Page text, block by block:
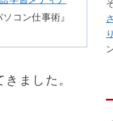
コン仕事術』
きました。